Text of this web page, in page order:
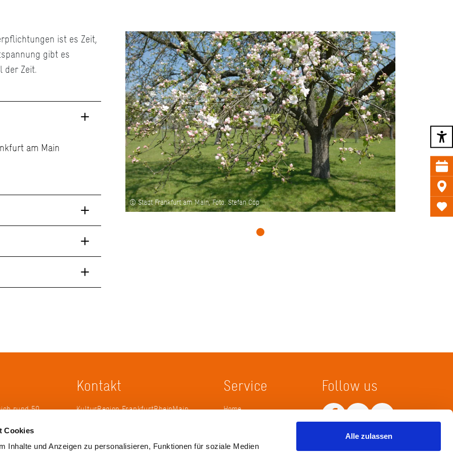
Cookies
Inhalte und Anzeigen zu personalisieren, Funktionen für soziale Medien
Alle zulassen
ist es Zeit,
gibt es
der Zeit.
am Main
© Stadt Frankfurt am Main, Foto: Stefan Cop
rund 50
2005 die
Kontakt
KulturRegion FrankfurtRheinMain
Service
Home
Follow us
Netiquette